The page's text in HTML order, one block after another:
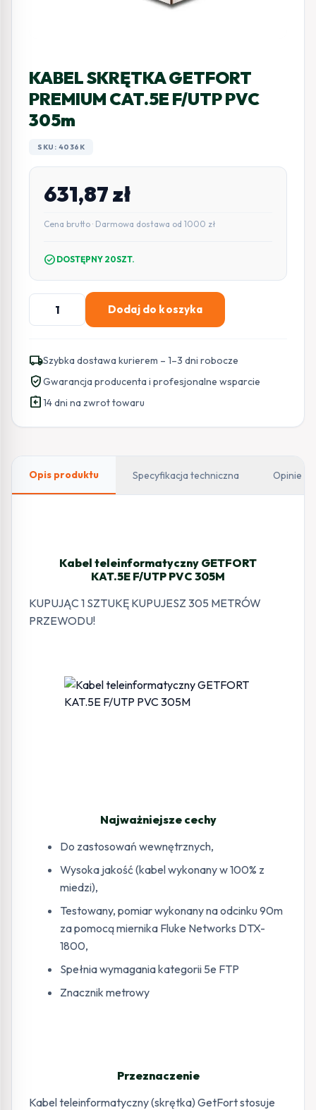
KABEL SKRĘTKA GETFORT
PREMIUM CAT.5E F/UTP PVC
305m
SKU: 4036K
631,87zł
Cena brutto · Darmowa dostawa od 1000 zł
check_circle DOSTĘPNY 20SZT.
ilość
KABEL
GETFORT
PREMIUM
CAT.5E
F/UTP
Dodaj do koszyka
local_shippingSzybka dostawa kurierem – 1–3 dni robocze
verified_userGwarancja producenta i profesjonalne wsparcie
assignment_return14 dni na zwrot towaru
Opis produktu Specyfikacja techniczna Opinie
Kabel teleinformatyczny GETFORT
KAT.5E F/UTP PVC 305M
KUPUJĄC 1 SZTUKĘ KUPUJESZ 305 METRÓW
PRZEWODU!
Najważniejsze cechy
Do zastosowań wewnętrznych,
Wysoka jakość (kabel wykonany w 100% z
miedzi),
Testowany, pomiar wykonany na odcinku 90m
za pomocą miernika Fluke Networks DTX-
1800,
Spełnia wymagania kategorii 5e FTP
Znacznik metrowy
Przeznaczenie
Kabel teleinformatyczny (skrętka) GetFort stosuje